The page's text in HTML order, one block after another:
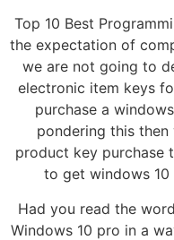
Top 10 Best
the expectation of
we are not going to
electronic item keys
purchase a
pondering this then
product key purchase
to get windows
Had you read the
Windows 10 pro in a